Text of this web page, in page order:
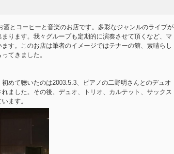
とコーヒーと音楽のお店です。多彩なジャンルのライブが
ります。我々グループも定期的に演奏させて頂くなど、マ
す。このお店は筆者のイメージではテナーの館、素晴らし
てきました。
めて聴いたのは2003.5.3、ピアノの二野明さんとのデュオ
ました。その後、デュオ、トリオ、カルテット、サックス
ます。